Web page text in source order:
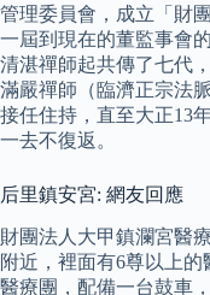
管理委員會，成立「財
一屆到現在的董監事會
清湛禪師起共傳了七代
滿嚴禪師（臨濟正宗法
接任住持，直至大正13
一去不復返。
后里鎮安宮: 網友回應
財團法人大甲鎮瀾宮醫
附近，裡面有6尊以上
醫療團，配備一台鼓車